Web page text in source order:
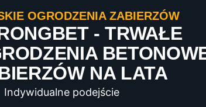
OGRODZENIA ZABIERZÓW
- TRWAŁE
NA LATA
Indywidualne podejście